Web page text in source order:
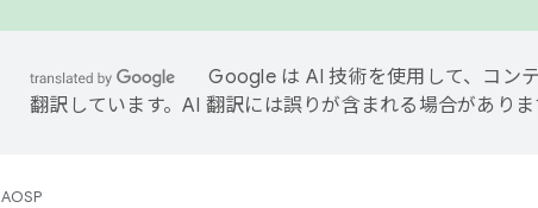
Google は AI 技術を使用して、コン
翻訳しています。AI 翻訳には誤りが含まれる場合がありま
AOSP